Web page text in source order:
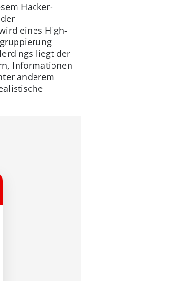
Hacker-
eines High-
liegt der
Informationen
anderem